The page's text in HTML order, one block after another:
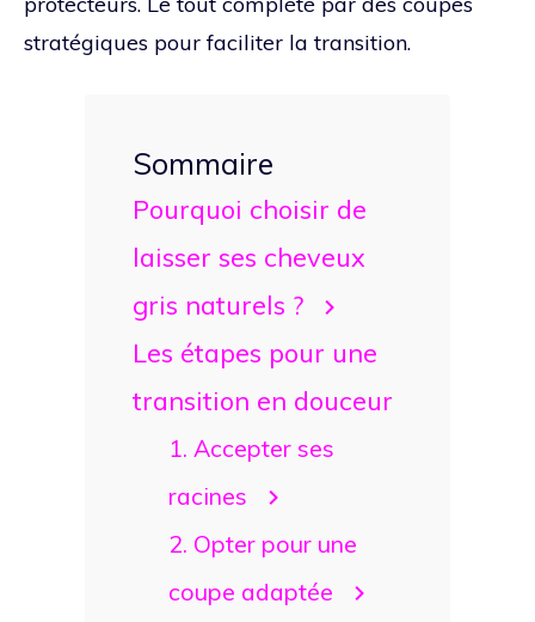
stratégiques pour faciliter la transition.
Sommaire
Pourquoi choisir de
laisser ses cheveux
gris naturels ?
Les étapes pour une
transition en douceur
1. Accepter ses
racines
2. Opter pour une
coupe adaptée